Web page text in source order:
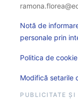
Notă de
personale prin
Politica de cookie
Modifică setarile
PUBLICITATE ȘI